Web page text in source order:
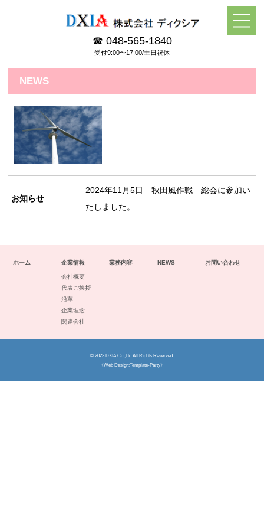
☎ 048-565-1840
受付9:00〜17:00/土日祝休
NEWS
お知らせ
2024年11月5日 秋田風作戦 総会に参加い
たしました。
ホーム 企業情報
会社概要
代表ご挨拶
沿革
企業理念
関連会社
業務内容 NEWS お問い合わせ
© 2023 DXIA Co.,Ltd All Rights Reserved.
《Web Design:Template-Party》